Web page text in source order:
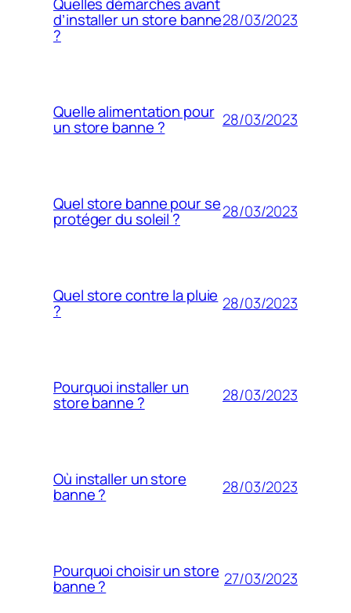
d’installer un store banne
?
28/03/2023
Quelle alimentation pour
un store banne ? 28/03/2023
Quel store banne pour se
protéger du soleil ? 28/03/2023
Quel store contre la pluie
? 28/03/2023
Pourquoi installer un
store banne ? 28/03/2023
Où installer un store
banne ? 28/03/2023
Pourquoi choisir un store
banne ? 27/03/2023